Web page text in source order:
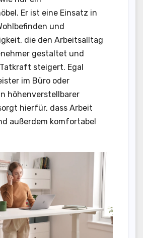
Er ist eine Einsatz in
und
die den Arbeitsalltag
gestaltet und
steigert. Egal
im Büro oder
höhenverstellbarer
hierfür, dass Arbeit
außerdem komfortabel